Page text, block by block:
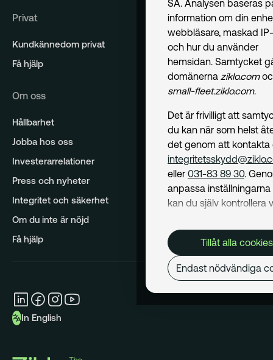
Privat
Kundkännedom privat
Få hjälp
Om oss
Hållbarhet
Jobba hos oss
Investerarrelationer
Press och nyheter
Integritet och säkerhet
Om du inte är nöjd
Få hjälp
In English
SA. Analysen baseras
information om din
webbläsare, maskad
och hur du använder
hemsidan. Samtycket
domänerna ziklo.com
small-fleet.ziklo.com.
Det är frivilligt att
du kan när som helst
det genom att kontakta
eller 031-83 89 30.
anpassa
kan du själv kontrollera
Cookiepolicykan du
om hur vi använder
och hur du kan undvika
Mer om behandling av
personuppgifter hittar
Tillåt alla cookies
Endast nödvändiga